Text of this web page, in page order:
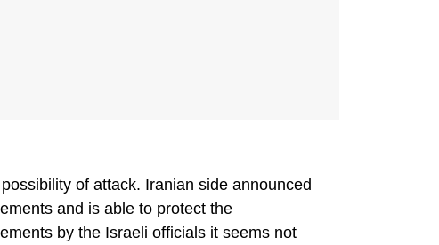
of attack. Iranian side announced
and is able to protect the
by the Israeli officials it seems not